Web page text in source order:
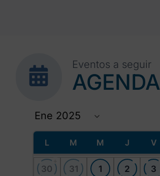
Eventos a seguir
AGENDA
L M M J V
30 31 1 2 3